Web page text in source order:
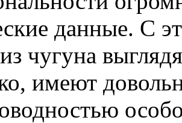
данные. С
чугуна
имеют